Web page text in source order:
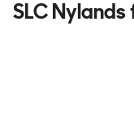
SLC